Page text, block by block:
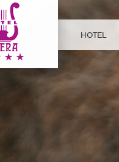
HOTEL